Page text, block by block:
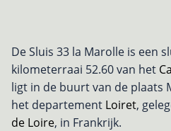
De Sluis 33 la Marolle is een
kilometerraai 52.60 van het
ligt in de buurt van de plaats
het departement Loiret,
de Loire, in Frankrijk.